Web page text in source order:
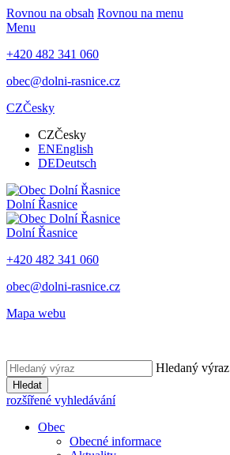
Rovnou na obsah Rovnou na menu
Menu
+420 482 341 060
obec@dolni-rasnice.cz
CZČesky
CZČesky
ENEnglish
DEDeutsch
Dolní Řasnice
Dolní Řasnice
+420 482 341 060
obec@dolni-rasnice.cz
Mapa webu
Hledaný výraz
Hledat
rozšířené vyhledávání
Obec
Obecné informace